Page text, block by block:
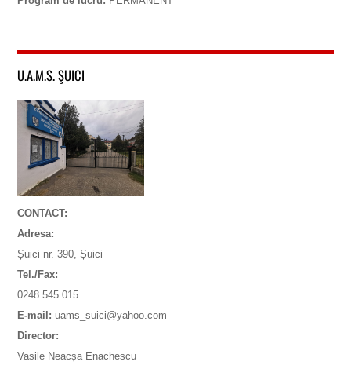
U.A.M.S. ŞUICI
CONTACT:
Adresa:
Șuici nr. 390, Șuici
Tel./Fax:
0248 545 015
E-mail: uams_suici@yahoo.com
Director:
Vasile Neacșa Enachescu